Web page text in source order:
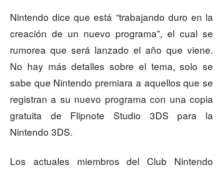
Nintendo dice que está “trabajando duro en la
creación de un nuevo programa”, el cual se
rumorea que será lanzado el año que viene.
No hay más detalles sobre el tema, solo se
sabe que Nintendo premiara a aquellos que se
registran a su nuevo programa con una copia
gratuita de Flipnote Studio 3DS para la
Nintendo 3DS.
Los actuales miembros del Club Nintendo